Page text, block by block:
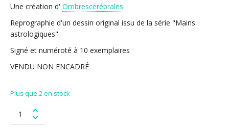
Une création d' Ombrescérébrales
Reprographie d'un dessin original issu de la série "Mains
astrologiques"
Signé et numéroté à 10 exemplaires
VENDU NON ENCADRÉ
Plus que 2 en stock
astrologiques